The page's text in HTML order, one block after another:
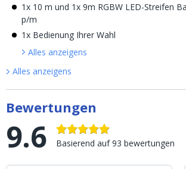
1x 10 m und 1x 9m RGBW LED-Streifen
p/m
1x Bedienung Ihrer Wahl
Alles anzeigens
Alles anzeigens
Bewertungen
9.6 Basierend auf 93 bewertungen